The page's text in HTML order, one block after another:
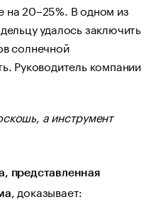
на 20–25%. В одном из
удалось заключить
солнечной
Руководитель компании
а инструмент
представленная
, доказывает: